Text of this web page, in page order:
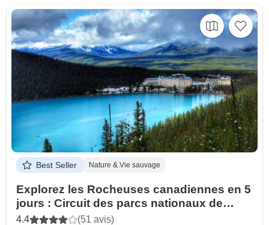
Best Seller Nature & Vie sauvage
Explorez les Rocheuses canadiennes en 5
jours : Circuit des parcs nationaux de
Banff, Jasper et Yoho
4.4 (51 avis)